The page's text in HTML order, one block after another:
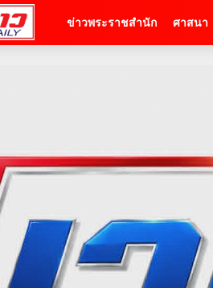
ข่าวพระราชสำนัก ศาสนา